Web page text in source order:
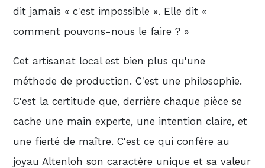
dit jamais « c'est impossible ». Elle dit «
comment pouvons-nous le faire ? »
Cet artisanat local est bien plus qu'une
méthode de production. C'est une philosophie.
C'est la certitude que, derrière chaque pièce se
cache une main experte, une intention claire, et
une fierté de maître. C'est ce qui confère au
joyau Altenloh son caractère unique et sa valeur